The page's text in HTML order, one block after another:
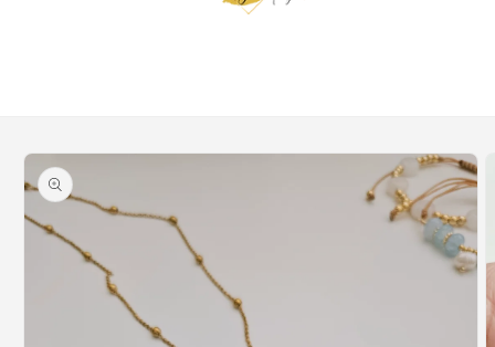
Skip to
product
information